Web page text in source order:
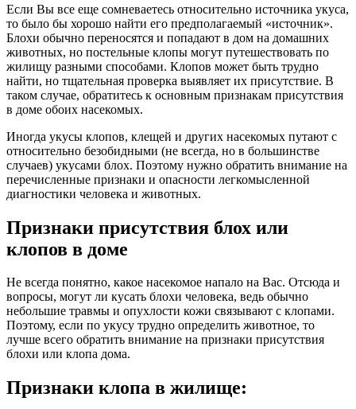
Если Вы все еще сомневаетесь относительно источника укуса,
то было бы хорошо найти его предполагаемый «источник».
Блохи обычно переносятся и попадают в дом на домашних
животных, но постельные клопы могут путешествовать по
жилищу разными способами. Клопов может быть трудно
найти, но тщательная проверка выявляет их присутствие. В
таком случае, обратитесь к основным признакам присутствия
в доме обоих насекомых.
Иногда укусы клопов, клещей и других насекомых путают с
относительно безобидными (не всегда, но в большинстве
случаев) укусами блох. Поэтому нужно обратить внимание на
перечисленные признаки и опасности легкомысленной
диагностики человека и животных.
Признаки присутствия блох или
клопов в доме
Не всегда понятно, какое насекомое напало на Вас. Отсюда и
вопросы, могут ли кусать блохи человека, ведь обычно
небольшие травмы и опухлости кожи связывают с клопами.
Поэтому, если по укусу трудно определить животное, то
лучше всего обратить внимание на признаки присутствия
блохи или клопа дома.
Признаки клопа в жилище: